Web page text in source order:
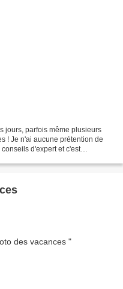
jours, parfois même plusieurs
! Je n'ai aucune prétention de
d'expert et c'est